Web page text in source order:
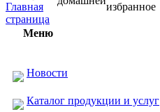
Главная
страница
Меню
Новости
Каталог продукции и услуг